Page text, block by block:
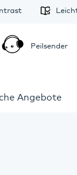
Angebote
Peilsender